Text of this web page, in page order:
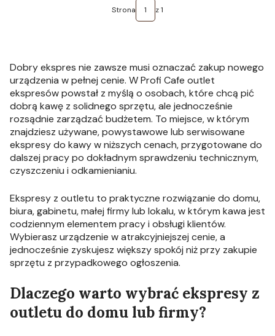
Strona z 1
Dobry ekspres nie zawsze musi oznaczać zakup nowego
urządzenia w pełnej cenie. W Profi Cafe outlet
ekspresów powstał z myślą o osobach, które chcą pić
dobrą kawę z solidnego sprzętu, ale jednocześnie
rozsądnie zarządzać budżetem. To miejsce, w którym
znajdziesz używane, powystawowe lub serwisowane
ekspresy do kawy w niższych cenach, przygotowane do
dalszej pracy po dokładnym sprawdzeniu technicznym,
czyszczeniu i odkamienianiu.
Ekspresy z outletu to praktyczne rozwiązanie do domu,
biura, gabinetu, małej firmy lub lokalu, w którym kawa jest
codziennym elementem pracy i obsługi klientów.
Wybierasz urządzenie w atrakcyjniejszej cenie, a
jednocześnie zyskujesz większy spokój niż przy zakupie
sprzętu z przypadkowego ogłoszenia.
Dlaczego warto wybrać ekspresy z
outletu do domu lub firmy?